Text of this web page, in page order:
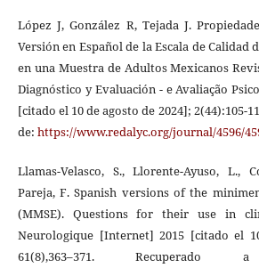
López J, González R, Tejada J.
Versión en Español de la Escala de Calidad
en una Muestra de Adultos Mexicanos
Diagnóstico y Evaluación - e Avaliação
[citado el 10 de agosto de 2024]; 2(44):105-
de: https://www.redalyc.org/journal/4596/
Llamas-Velasco, S., Llorente-Ayuso, L.,
Pareja, F. Spanish versions of the
(MMSE). Questions for their use in
Neurologique [Internet] 2015 [citado el
61(8),363–371.